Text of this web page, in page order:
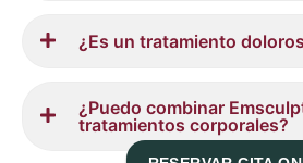
¿Es un tratamiento
¿Puedo combinar
tratamientos corporales?